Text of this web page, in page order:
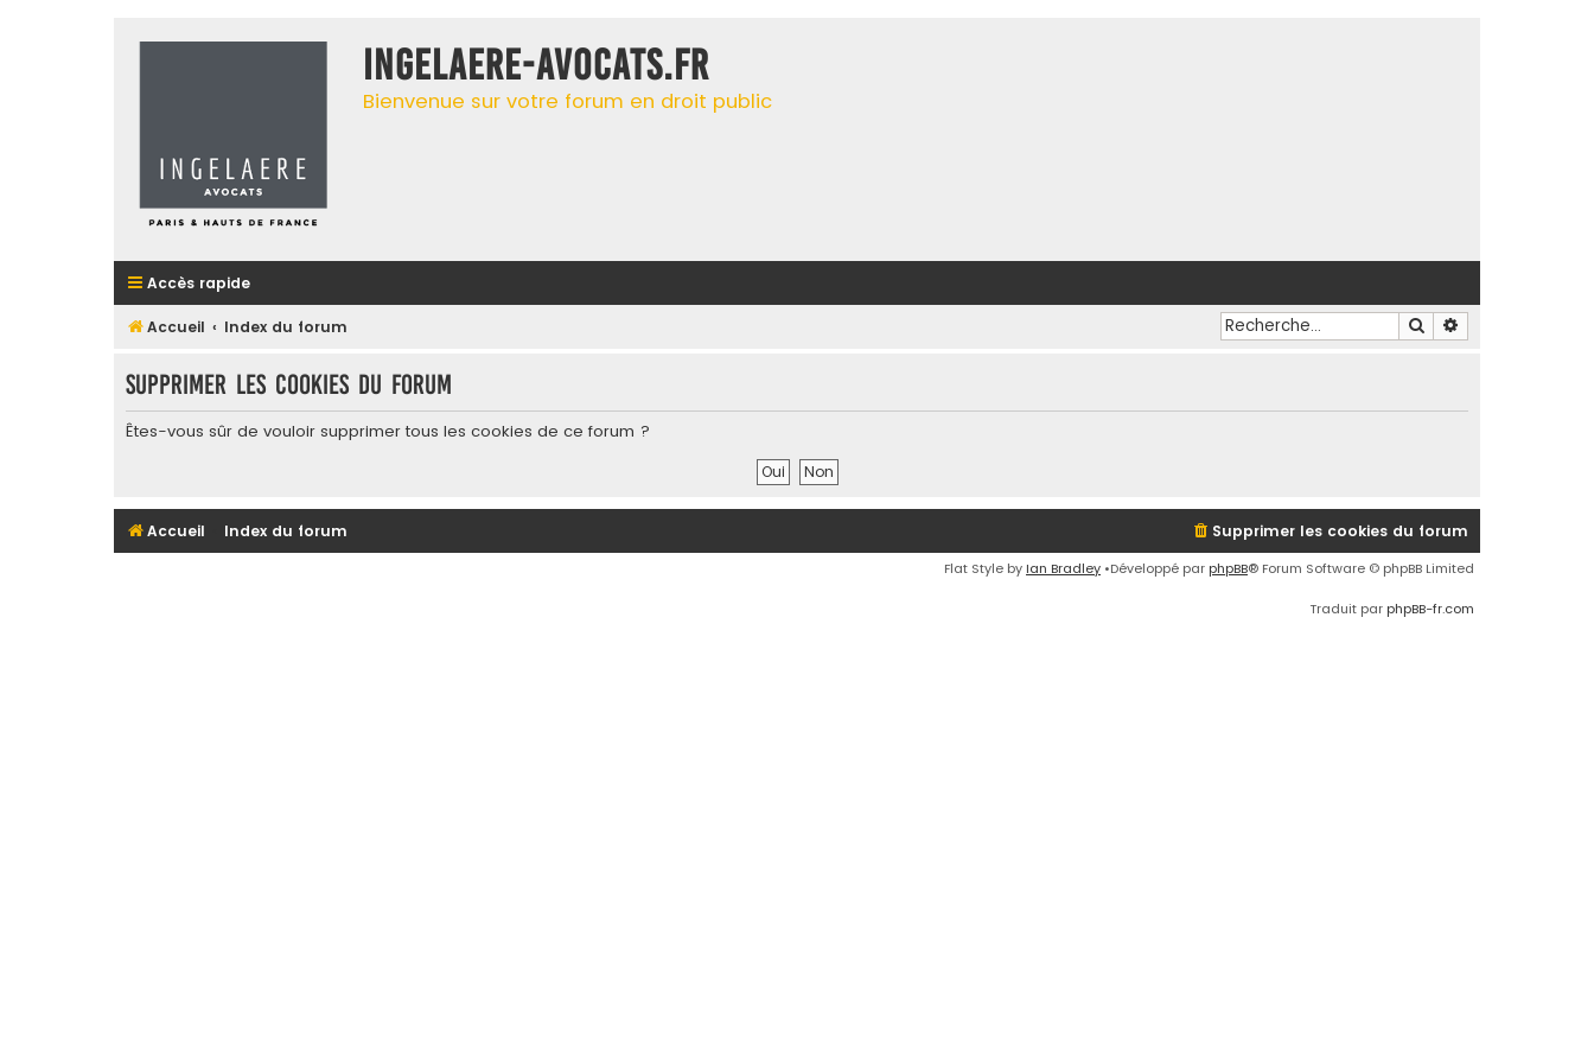
INGELAERE-AVOCATS.FR
Bienvenue sur votre forum en droit public
Accès rapide
Accueil Index du forum Rechercher
Supprimer les cookies du forum
Êtes-vous sûr de vouloir supprimer tous les cookies de ce forum ?
Accueil Index du forum Supprimer les cookies du forum
Flat Style by Ian Bradley •Développé par phpBB® Forum Software © phpBB Limited
Traduit par phpBB-fr.com